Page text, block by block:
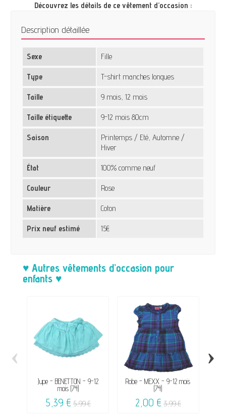
Découvrez les détails de ce vêtement d’occasion :
Description détaillée
Sexe Fille
Type T-shirt manches longues
Taille 9 mois, 12 mois
Taille étiquette 9-12 mois 80cm
Saison
Printemps / Eté, Automne /
Hiver
État 100% comme neuf
Couleur Rose
Matière Coton
Prix neuf estimé 15€
♥ Autres vêtements d’occasion pour
enfants ♥
Jupe - BENETTON - 9-12
mois (74)
5,39 € 5,99 €
Robe - MEXX - 9-12 mois
(74)
2,00 € 3,99 €
‹ ›